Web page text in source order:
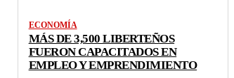
ECONOMÍA
MÁS DE 3,500 LIBERTEÑOS
FUERON CAPACITADOS EN
EMPLEO Y EMPRENDIMIENTO